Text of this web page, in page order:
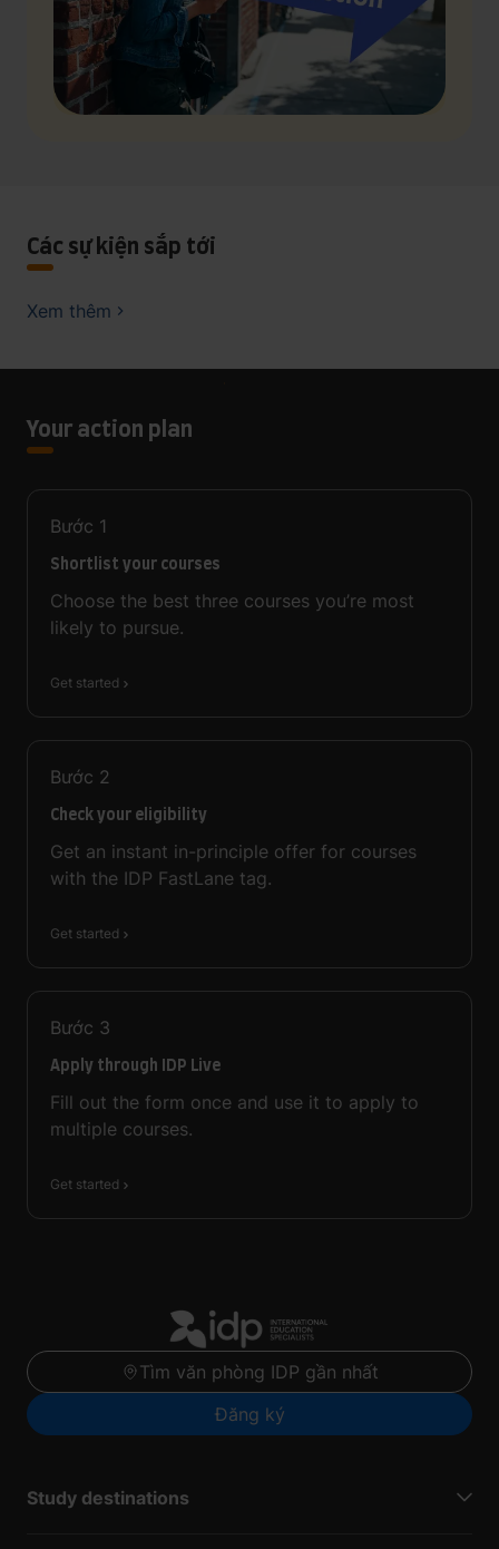
Các sự kiện sắp tới
Xem thêm
Your action plan
Bước 1
Shortlist your courses
Choose the best three courses you’re most
likely to pursue.
Get started
Bước 2
Check your eligibility
Get an instant in-principle offer for courses
with the IDP FastLane tag.
Get started
Bước 3
Apply through IDP Live
Fill out the form once and use it to apply to
multiple courses.
Get started
Tìm văn phòng IDP gần nhất
Đăng ký
Study destinations